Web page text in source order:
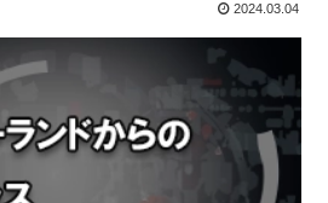
2024.03.04